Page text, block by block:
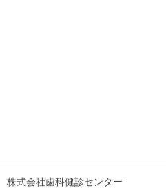
株式会社歯科健診センター